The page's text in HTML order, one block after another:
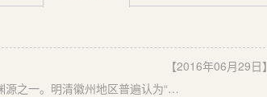
【2016年06月29日】
明清徽州家谱的渊源 ​首先，从史学影响看，司马迁创立的史表是徽州家谱的主要渊源之一。明清徽州地区普遍认为“谱为一家之史”，自觉地将史法寓于谱法之中，对于史表尤为重视。崇祯年间吴士鹏在《临溪吴氏宗谱》中写道：“昔龙门氏之业开于谈，而成于迁、固，后世家谱之宗也。”清乾隆时张元泮在《甲道张氏统宗谱》中说：“仿龙门世表，经之纬之，明昭穆以别尊卑，使数十代之世系昭然在目，千里之云礽了如指掌，厥功伟矣。”